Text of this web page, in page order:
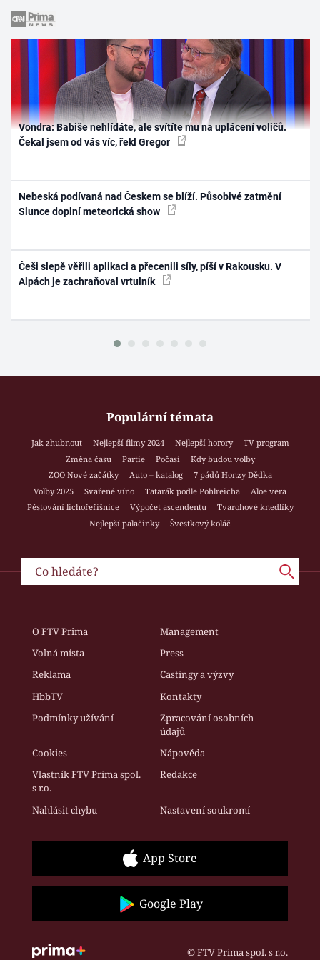
Vondra: Babiše nehlídáte, ale svítíte mu na uplácení voličů.
Čekal jsem od vás víc, řekl Gregor
Nebeská podívaná nad Českem se blíží. Působivé zatmění
Slunce doplní meteorická show
Češi slepě věřili aplikaci a přecenili síly, píší v Rakousku. V
Alpách je zachraňoval vrtulník
Populární témata
Jak zhubnout Nejlepší filmy 2024 Nejlepší horory
TV program
Změna času
Partie Počasí
Kdy budou volby
ZOO Nové začátky
Auto – katalog
7 pádů Honzy Dědka
Volby 2025
Svařené víno Tatarák podle Pohlreicha
Aloe vera
Pěstování lichořeřišnice
Výpočet ascendentu
Tvarohové knedlíky
Nejlepší palačinky
Švestkový koláč
O FTV Prima
Management
Volná místa
Press
Reklama
Castingy a výzvy
HbbTV
Kontakty
Podmínky užívání
Zpracování osobních
údajů
Cookies
Nápověda
Vlastník FTV Prima spol.
s r.o.
Redakce
Nahlásit chybu Nastavení soukromí
App Store
Google Play
© FTV Prima spol. s r.o.